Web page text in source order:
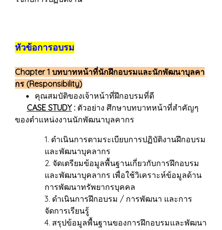
หัวข้อการอบรม
Chapter 1 บทบาทหน้าที่นักฝึกอบรมและนักพัฒนาบุลคา
กร (Responsibility)
คุณสมบัติของเจ้าหน้าที่ฝึกอบรมที่ดี
CASE STUDY: ตัวอย่าง ศึกษาบทบาทหน้าที่สำคัญๆ
ของตำแหน่งงานนักพัฒนาบุลคากร
1. ดำเนินการตามระเบียบการปฏิบัติงานฝึกอบรม
และพัฒนาบุคลากร
2. จัดเตรียมข้อมูลพื้นฐานเกี่ยวกับการฝึกอบรม
และพัฒนาบุคลากร เพื่อใช้วิเคราะห์ข้อมูลด้าน
การพัฒนาทรัพยากรบุคคล
3. ดำเนินการฝึกอบรม / การพัฒนา และการ
จัดการเรียนรู้
4. สรุปข้อมูลพื้นฐานของการฝึกอบรมและพัฒนา